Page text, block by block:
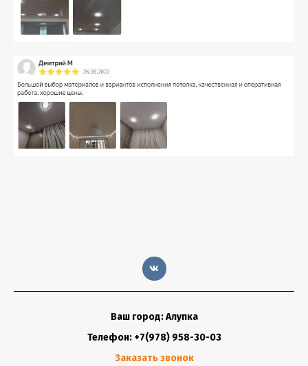
Ваш город: Алупка
Телефон: +7(978) 958-30-03
Заказать звонок